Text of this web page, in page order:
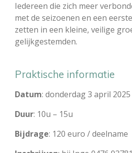
Iedereen die zich meer
met de seizoenen en een
zetten in een kleine, veilige
gelijkgestemden.
Praktische informatie
Datum: donderdag 3 april 2025
Duur: 10u – 15u
Bijdrage: 120 euro / deelname